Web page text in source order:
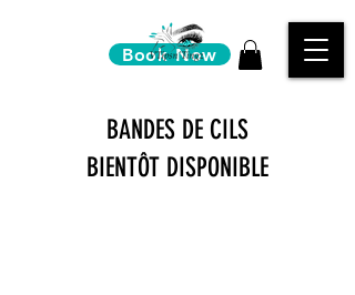
Book Now
BANDES DE CILS
BIENTÔT DISPONIBLE